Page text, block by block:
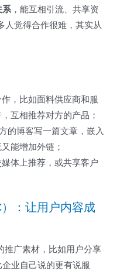
系 ，能互相引流、共享资
人觉得合作很难，其实从
作，比如面料供应商和服
互相推荐对方的产品；
的博客写一篇文章，嵌入
能增加外链；
媒体上推荐，或共享客户
：让用户内容成
推广素材，比如用户分享
业自己说的更有说服